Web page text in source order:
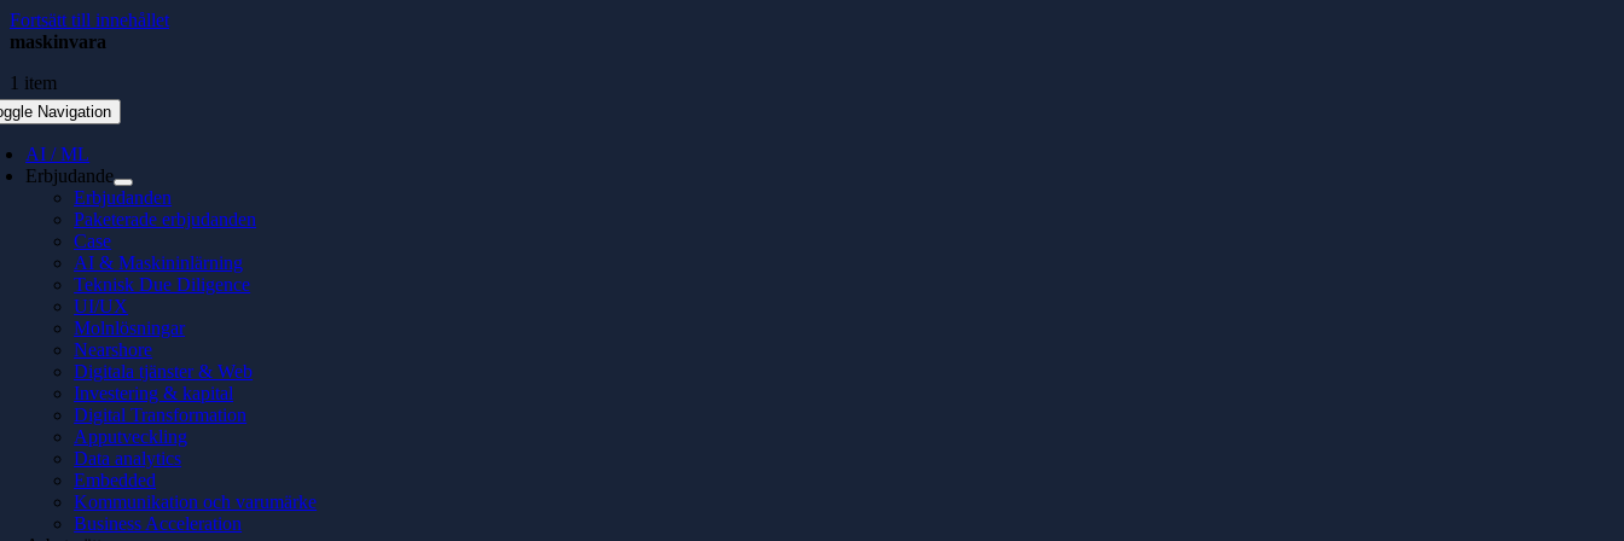
Fortsätt till innehållet
Navigation
AI / ML
Erbjudande
Erbjudanden
Paketerade erbjudanden
Case
AI & Maskininlärning
Teknisk Due Diligence
UI/UX
Molnlösningar
Nearshore
Digitala tjänster & Web
Investering & kapital
Digital Transformation
Apputveckling
Data analytics
Embedded
Kommunikation och varumärke
Business Acceleration
maskinvara
1 item